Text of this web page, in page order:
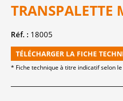
TRANSPALETTE
Réf. : 18005
TÉLÉCHARGER LA FICHE
* Fiche technique à titre indicatif selon